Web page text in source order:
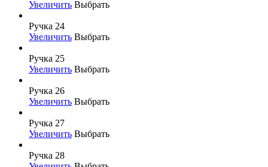
Увеличить Выбрать
Ручка 24
Увеличить Выбрать
Ручка 25
Увеличить Выбрать
Ручка 26
Увеличить Выбрать
Ручка 27
Увеличить Выбрать
Ручка 28